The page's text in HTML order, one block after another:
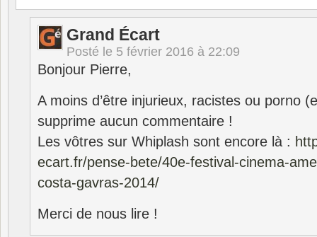
Grand Écart
Posté le 5 février 2016 à 22:09
Bonjour Pierre,
A moins d’être injurieux, racistes ou porno
supprime aucun commentaire !
Les vôtres sur Whiplash sont encore là :
ecart.fr/pense-bete/40e-festival-cinema-
costa-gavras-2014/
Merci de nous lire !